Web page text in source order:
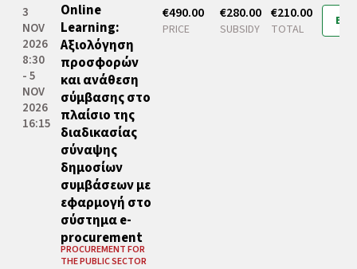
3
NOV
2026
8:30
- 5
NOV
2026
16:15
Online
Learning:
Αξιολόγηση
προσφορών
και ανάθεση
σύμβασης στο
πλαίσιο της
διαδικασίας
σύναψης
δημοσίων
συμβάσεων με
εφαρμογή στο
σύστημα e-
procurement
PROCUREMENT FOR
THE PUBLIC SECTOR
€490.00
PRICE
€280.00
SUBSIDY
€210.00
TOTAL